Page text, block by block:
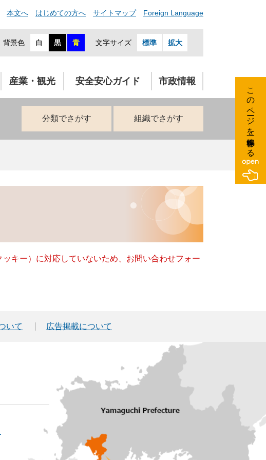
本文へ はじめての方へ サイトマップ Foreign Language
背景色 白 黒 青 文字サイズ 標準 拡大
産業・観光 安全安心ガイド 市政情報
分類でさがす 組織でさがす
キー）に対応していないため、お問い合わせフォー
いて 広告掲載について
このページを一時保存する